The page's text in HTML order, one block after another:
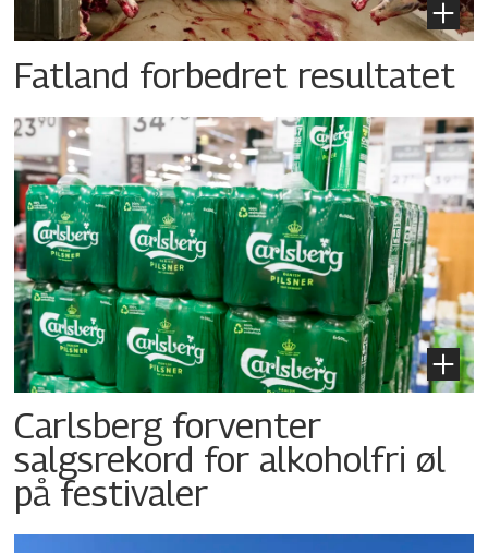
Fatland forbedret resultatet
Carlsberg forventer
salgsrekord for alkoholfri øl
på festivaler